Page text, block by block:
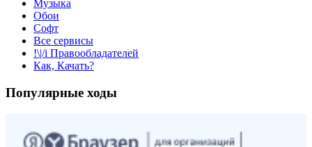
Музыка
Обои
Софт
Все сервисы
!\|/i Правообладателей
Как, Качать?
Популярные ходы